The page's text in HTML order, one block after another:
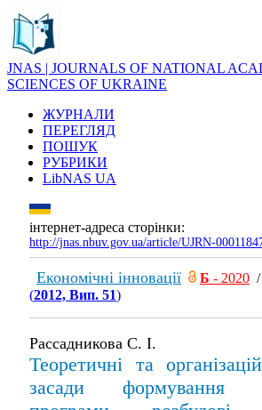
JNAS | JOURNALS OF NATIONAL
SCIENCES OF UKRAINE
ЖУРНАЛИ
ПЕРЕГЛЯД
ПОШУК
РУБРИКИ
LibNAS UA
інтернет-адреса сторінки:
http://jnas.nbuv.gov.ua/article/UJRN-
Економічні інновації Б - 2020
(2012, Вип. 51)
Рассадникова С. І.
Теоретичні та
засади формування